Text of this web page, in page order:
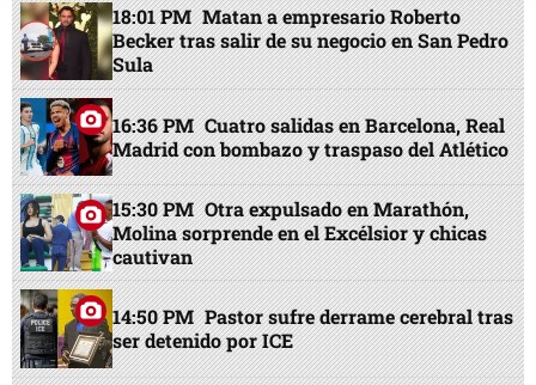
18:01 PM Matan a empresario Roberto
Becker tras salir de su negocio en San Pedro
Sula
16:36 PM Cuatro salidas en Barcelona, Real
Madrid con bombazo y traspaso del Atlético
15:30 PM Otra expulsado en Marathón,
Molina sorprende en el Excélsior y chicas
cautivan
14:50 PM Pastor sufre derrame cerebral tras
ser detenido por ICE